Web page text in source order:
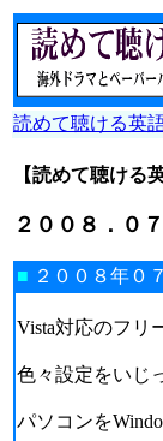
読めて聴ける英
【読めて聴ける
２００８．０
■ ２００８年０
Vista対応のフリ
色々設定をいじ
パソコンを